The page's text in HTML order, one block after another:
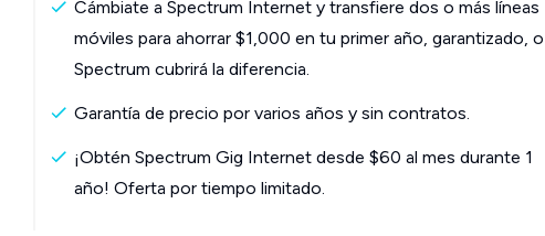
Cámbiate a Spectrum Internet y transfiere dos o más líneas
móviles para ahorrar $1,000 en tu primer año, garantizado, o
Spectrum cubrirá la diferencia.
Garantía de precio por varios años y sin contratos.
¡Obtén Spectrum Gig Internet desde $60 al mes durante 1
año! Oferta por tiempo limitado.